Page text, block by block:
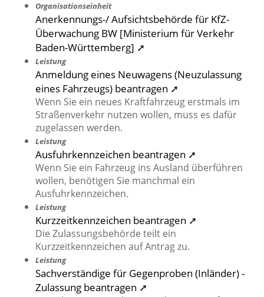
Organisationseinheit
Anerkennungs-/ Aufsichtsbehörde für KfZ-
Überwachung BW [Ministerium für Verkehr
Baden-Württemberg] ➚
Leistung
Anmeldung eines Neuwagens (Neuzulassung
eines Fahrzeugs) beantragen ➚
Wenn Sie ein neues Kraftfahrzeug erstmals im
Straßenverkehr nutzen wollen, muss es dafür
zugelassen werden.
Leistung
Ausfuhrkennzeichen beantragen ➚
Wenn Sie ein Fahrzeug ins Ausland überführen
wollen, benötigen Sie manchmal ein
Ausfuhrkennzeichen.
Leistung
Kurzzeitkennzeichen beantragen ➚
Die Zulassungsbehörde teilt ein
Kurzzeitkennzeichen auf Antrag zu.
Leistung
Sachverständige für Gegenproben (Inländer) -
Zulassung beantragen ➚